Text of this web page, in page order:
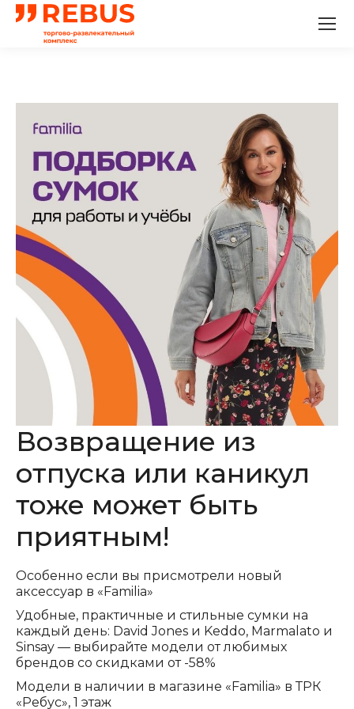
Возвращение из
отпуска или каникул
тоже может быть
приятным!
Особенно если вы присмотрели новый
аксессуар в «Familia»
Удобные, практичные и стильные сумки на
каждый день: David Jones и Keddo, Marmalato и
Sinsay — выбирайте модели от любимых
брендов со скидками от -58%
Модели в наличии в магазине «Familia» в ТРК
«Ребус», 1 этаж